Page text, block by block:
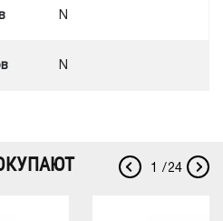
N
N
/ 24
1